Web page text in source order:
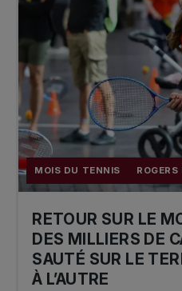
MOIS DU TENNIS
RETOUR SUR LE
DES MILLIERS DE
SAUTÉ SUR LE
À L’AUTRE